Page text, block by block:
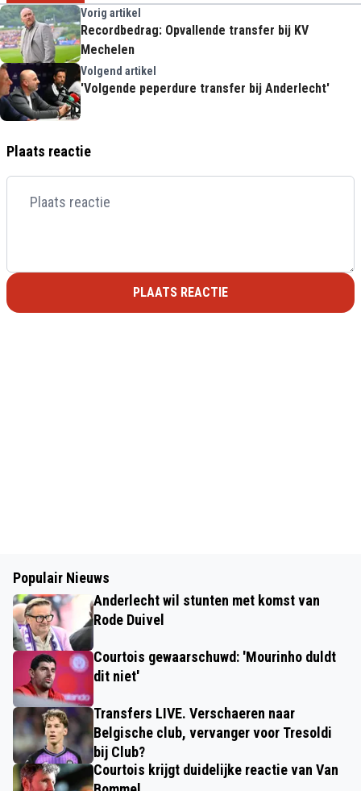
Vorig artikel
Recordbedrag: Opvallende transfer bij KV
Mechelen
Volgend artikel
'Volgende peperdure transfer bij Anderlecht'
Plaats reactie
PLAATS REACTIE
Populair Nieuws
Anderlecht wil stunten met komst van
Rode Duivel
Courtois gewaarschuwd: 'Mourinho duldt
dit niet'
Transfers LIVE. Verschaeren naar
Belgische club, vervanger voor Tresoldi
bij Club?
Courtois krijgt duidelijke reactie van Van